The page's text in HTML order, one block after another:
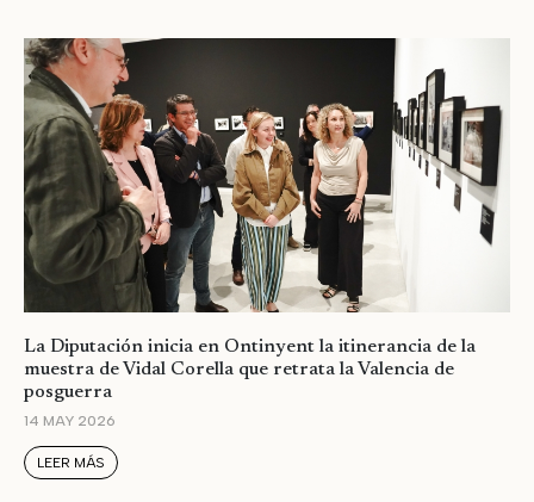
La Diputación inicia en Ontinyent la itinerancia de la
muestra de Vidal Corella que retrata la Valencia de
posguerra
14 MAY 2026
LEER MÁS